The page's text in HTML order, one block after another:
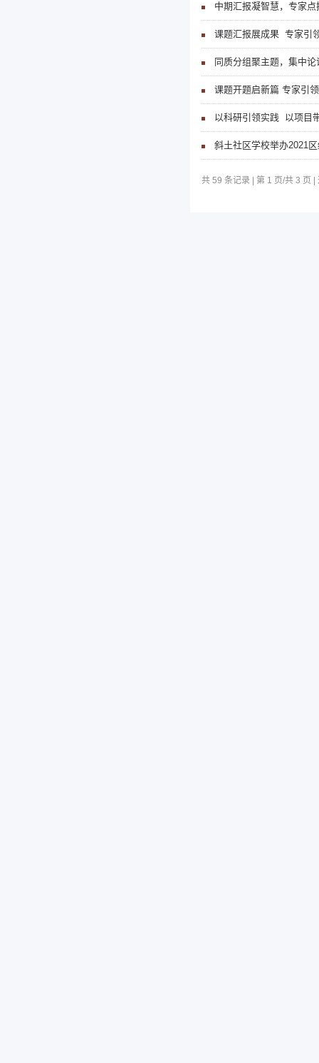
中期汇报凝智慧，专家
课题汇报展成果 专家引
同质分组聚主题，集中
课题开题启新篇 专家引
以科研引领实践 以项目
斜土社区学校举办2021
共 59 条记录 | 第 1 页/共 3 页